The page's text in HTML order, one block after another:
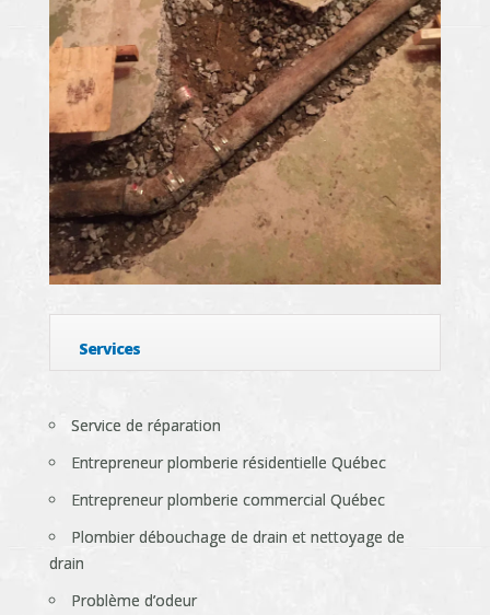
Services
Service de réparation
Entrepreneur plomberie résidentielle Québec
Entrepreneur plomberie commercial Québec
Plombier débouchage de drain et nettoyage de
drain
Problème d’odeur